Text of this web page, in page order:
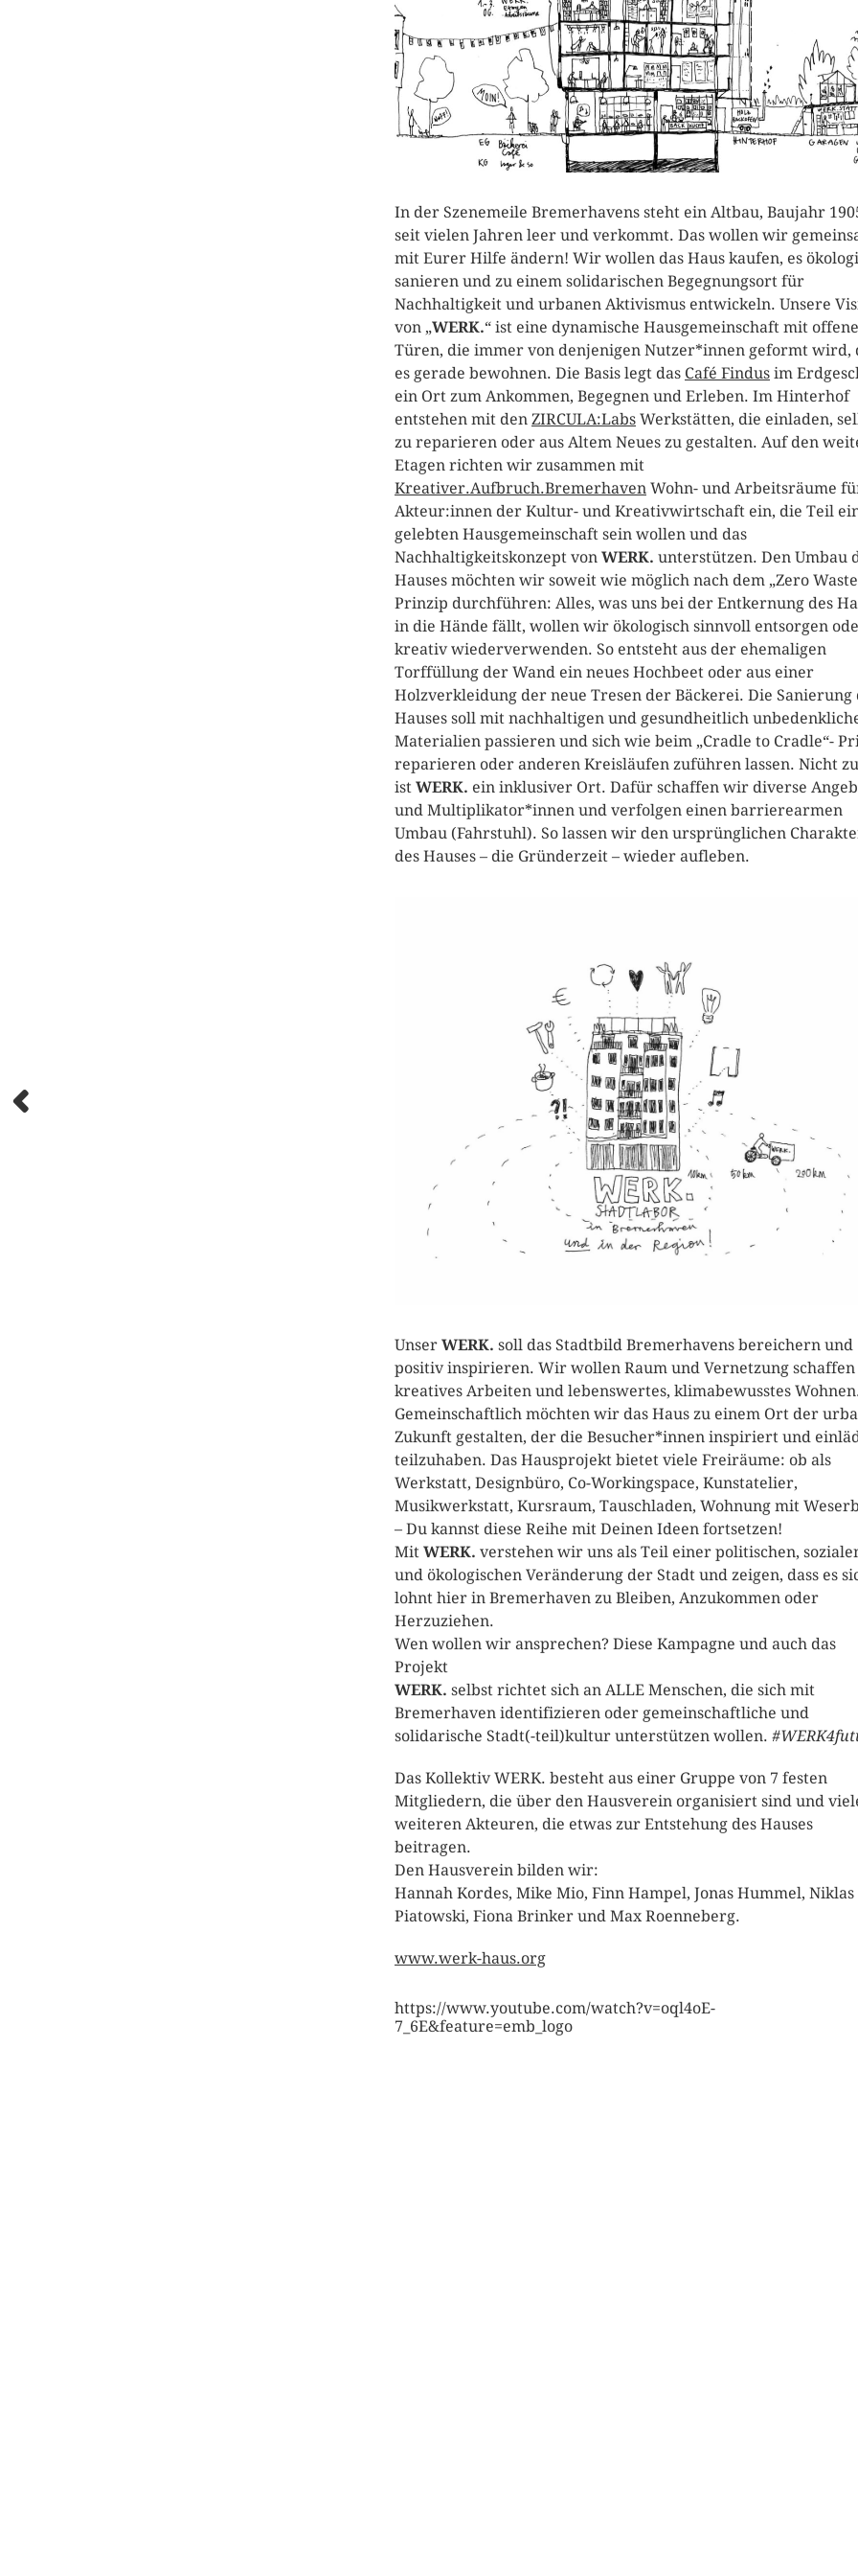
In der Szenemeile Bremerhavens steht ein Altbau, Baujahr
seit vielen Jahren leer und verkommt. Das wollen wir
mit Eurer Hilfe ändern! Wir wollen das Haus kaufen, es
sanieren und zu einem solidarischen Begegnungsort für
Nachhaltigkeit und urbanen Aktivismus entwickeln. Unsere
von „WERK.“ ist eine dynamische Hausgemeinschaft mit
Türen, die immer von denjenigen Nutzer*innen geformt wird,
es gerade bewohnen. Die Basis legt das Café Findus im
ein Ort zum Ankommen, Begegnen und Erleben. Im Hinterhof
entstehen mit den ZIRCULA:Labs Werkstätten, die einladen,
zu reparieren oder aus Altem Neues zu gestalten. Auf den
Etagen richten wir zusammen mit
Kreativer.Aufbruch.Bremerhaven Wohn- und Arbeitsräume
Akteur:innen der Kultur- und Kreativwirtschaft ein, die Teil
gelebten Hausgemeinschaft sein wollen und das
Nachhaltigkeitskonzept von WERK. unterstützen. Den Umbau
Hauses möchten wir soweit wie möglich nach dem „Zero
Prinzip durchführen: Alles, was uns bei der Entkernung des
in die Hände fällt, wollen wir ökologisch sinnvoll entsorgen
kreativ wiederverwenden. So entsteht aus der ehemaligen
Torffüllung der Wand ein neues Hochbeet oder aus einer
Holzverkleidung der neue Tresen der Bäckerei. Die Sanierung
Hauses soll mit nachhaltigen und gesundheitlich
Materialien passieren und sich wie beim „Cradle to Cradle“-
reparieren oder anderen Kreisläufen zuführen lassen. Nicht
ist WERK. ein inklusiver Ort. Dafür schaffen wir diverse
und Multiplikator*innen und verfolgen einen barrierearmen
Umbau (Fahrstuhl). So lassen wir den ursprünglichen
des Hauses – die Gründerzeit – wieder aufleben.
Unser WERK. soll das Stadtbild Bremerhavens bereichern und
positiv inspirieren. Wir wollen Raum und Vernetzung
kreatives Arbeiten und lebenswertes, klimabewusstes
Gemeinschaftlich möchten wir das Haus zu einem Ort der
Zukunft gestalten, der die Besucher*innen inspiriert und
teilzuhaben. Das Hausprojekt bietet viele Freiräume: ob als
Werkstatt, Designbüro, Co-Workingspace, Kunstatelier,
Musikwerkstatt, Kursraum, Tauschladen, Wohnung mit
– Du kannst diese Reihe mit Deinen Ideen fortsetzen!
Mit WERK. verstehen wir uns als Teil einer politischen,
und ökologischen Veränderung der Stadt und zeigen, dass es
lohnt hier in Bremerhaven zu Bleiben, Anzukommen oder
Herzuziehen.
Wen wollen wir ansprechen? Diese Kampagne und auch das
Projekt
WERK. selbst richtet sich an ALLE Menschen, die sich mit
Bremerhaven identifizieren oder gemeinschaftliche und
solidarische Stadt(-teil)kultur unterstützen wollen.
Das Kollektiv WERK. besteht aus einer Gruppe von 7 festen
Mitgliedern, die über den Hausverein organisiert sind und
weiteren Akteuren, die etwas zur Entstehung des Hauses
beitragen.
Den Hausverein bilden wir:
Hannah Kordes, Mike Mio, Finn Hampel, Jonas Hummel, Niklas
Piatowski, Fiona Brinker und Max Roenneberg.
www.werk-haus.org
https://www.youtube.com/watch?v=oql4oE-
7_6E&feature=emb_logo